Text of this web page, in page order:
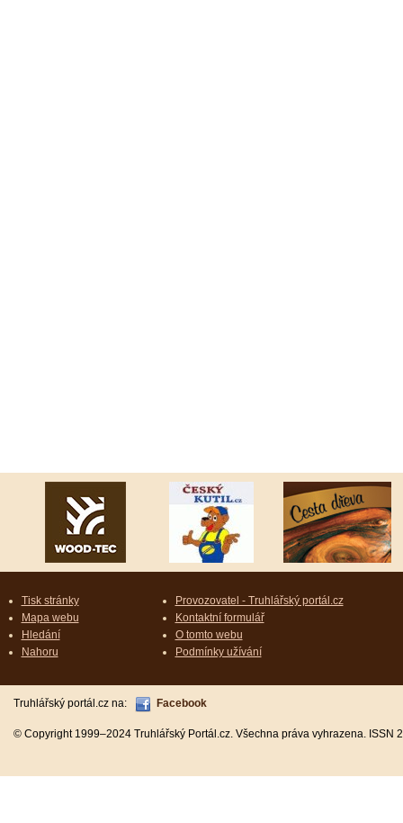
Tisk stránky
Mapa webu
Hledání
Nahoru
Provozovatel - Truhlářský portál.cz
Kontaktní formulář
O tomto webu
Podmínky užívání
Truhlářský portál.cz na: Facebook
© Copyright 1999–2024 Truhlářský Portál.cz. Všechna práva vyhrazena.